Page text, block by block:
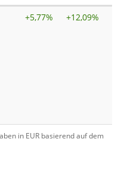
+5,77% +12,09%
in EUR basierend auf dem